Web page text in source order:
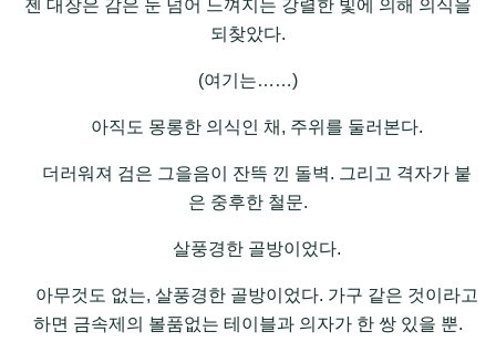
젠 대장은 감은 눈 넘어 느껴지는 강렬한 빛에 의해 의식을
되찾았다.
(여기는……)
아직도 몽롱한 의식인 채, 주위를 둘러본다.
더러워져 검은 그을음이 잔뜩 낀 돌벽. 그리고 격자가 붙
은 중후한 철문.
살풍경한 골방이었다.
아무것도 없는, 살풍경한 골방이었다. 가구 같은 것이라고
하면 금속제의 볼품없는 테이블과 의자가 한 쌍 있을 뿐.